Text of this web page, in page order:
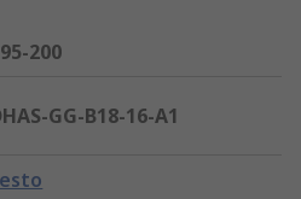
200
GG-B18-16-A1